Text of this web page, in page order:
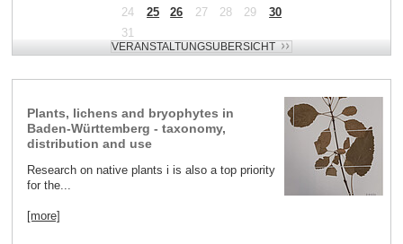
24
25 26 27 28 29
30
31
Plants, lichens and bryophytes in
Baden-Württemberg - taxonomy,
distribution and use
Research on native plants i is also a top priority
for the...
[more]